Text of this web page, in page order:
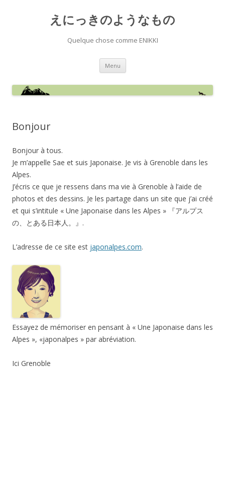
えにっきのようなもの
Quelque chose comme ENIKKI
Menu Aller
contenu
Bonjour
Bonjour à tous.
Je m’appelle Sae et suis Japonaise. Je vis à Grenoble dans les
Alpes.
J’écris ce que je ressens dans ma vie à Grenoble à l’aide de
photos et des dessins. Je les partage dans un site que j’ai créé
et qui s’intitule « Une Japonaise dans les Alpes » 『アルプス
の、とある日本人。』.
L’adresse de ce site est japonalpes.com.
Essayez de mémoriser en pensant à « Une Japonaise dans les
Alpes », «japonalpes » par abréviation.
Ici Grenoble